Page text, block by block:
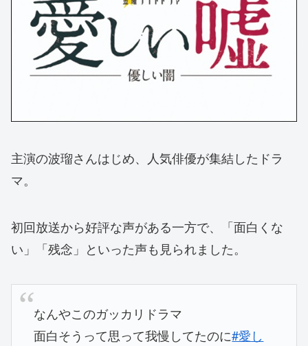
主演の波瑠さんはじめ、人気俳優が集結したドラ
マ。
初回放送から好評な声がある一方で、「面白くな
い」「残念」といった声も見られました。
なんやこのガッカリドラマ
面白そうって思って我慢してたのに#愛し